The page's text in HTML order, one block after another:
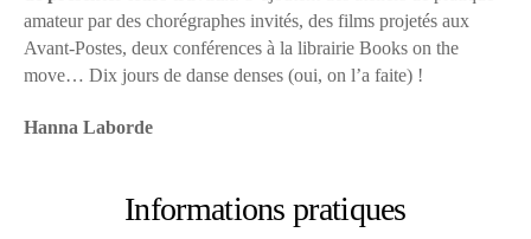
amateur par des chorégraphes invités, des films projetés aux
Avant-Postes, deux conférences à la librairie Books on the
move… Dix jours de danse denses (oui, on l’a faite) !
Hanna Laborde
Informations pratiques